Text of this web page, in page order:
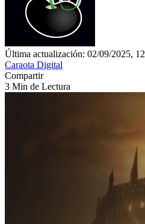
Última actualización: 02/09/2025, 12
Caraota Digital
Compartir
3 Min de Lectura